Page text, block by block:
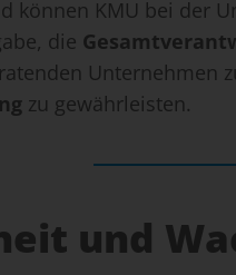
können KMU bei der
die
Unternehmen
zu gewährleisten.
und